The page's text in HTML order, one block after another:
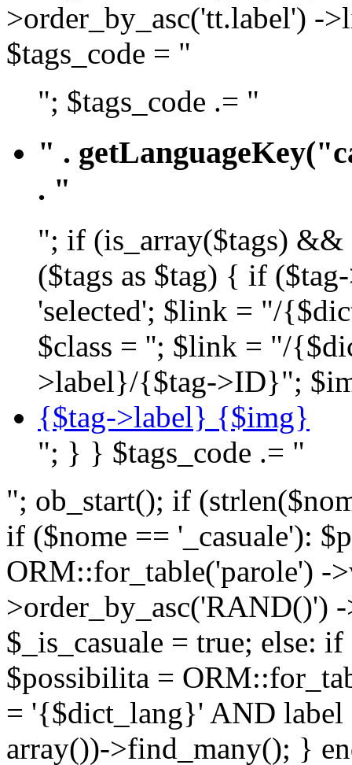
>order_by_asc('tt.label') -
$tags_code = "
"; $tags_code .= "
" .
. "
"; if (is_array($tags) &&
($tags as $tag) { if
'selected'; $link = "/
$class = ''; $link = "/
>label}/{$tag->ID}";
{$tag->label} {$img}
"; } } $tags_code .= "
"; ob_start(); if
if ($nome == '_casuale'):
ORM::for_table('parole') -
>order_by_asc('RAND()')
$_is_casuale = true; else:
$possibilita =
= '{$dict_lang}' AND
array())->find_many(); }